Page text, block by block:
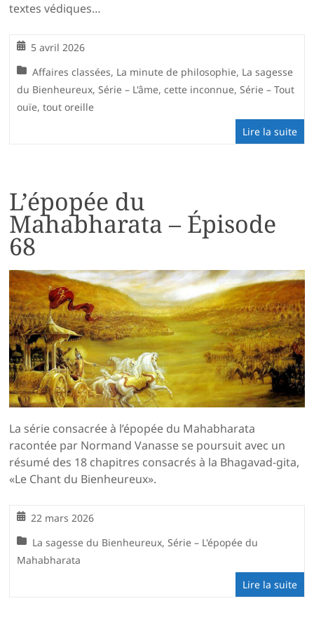
textes védiques…
5 avril 2026
Affaires classées, La minute de philosophie, La sagesse
du Bienheureux, Série – L'âme, cette inconnue, Série – Tout
ouïe, tout oreille
Lire la suite
L’épopée du
Mahabharata – Épisode
68
La série consacrée à l’épopée du Mahabharata
racontée par Normand Vanasse se poursuit avec un
résumé des 18 chapitres consacrés à la Bhagavad-gita,
«Le Chant du Bienheureux».
22 mars 2026
La sagesse du Bienheureux,Série – L'épopée du
Mahabharata
Lire la suite